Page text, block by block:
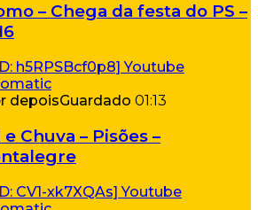
– Chega da festa do PS –
depoisGuardado 01:13
e Chuva – Pisões –